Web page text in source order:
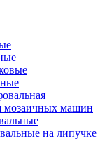
мозаичных машин
на липучке